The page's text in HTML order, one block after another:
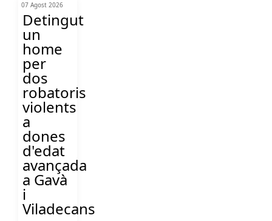
07 Agost 2026
Detingut
un
home
per
dos
robatoris
violents
a
dones
d'edat
avançada
a Gavà
i
Viladecans